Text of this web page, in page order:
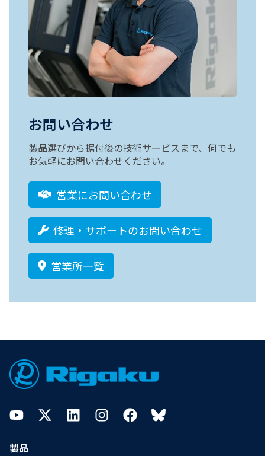
お問い合わせ
製品選びから据付後の技術サービスまで、何でも
お気軽にお問い合わせください。
営業にお問い合わせ
修理・サポートのお問い合わせ
営業所一覧
Footer
YouTubeTwitterLinkedInInstagramFacebookBluesky
製品